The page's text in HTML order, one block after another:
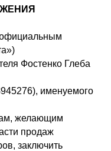
Фостенко Глеба
именуемого
желающим
продаж
заключить